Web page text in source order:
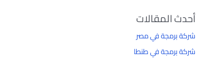
أحدث المقالات
شركة برمجة في مصر
شركة برمجة في طنطا